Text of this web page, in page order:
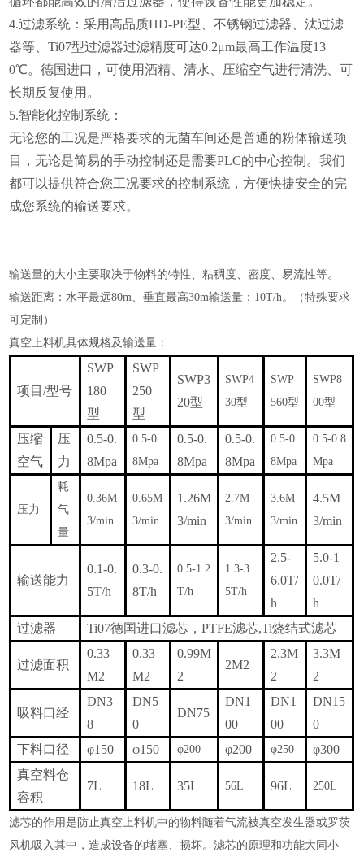
4.过滤系统：采用高品质HD-PE型、不锈钢过滤器、汰过滤
器等、Ti07型过滤器过滤精度可达0.2μm最高工作温度13
0℃。德国进口，可使用酒精、清水、压缩空气进行清洗、可
长期反复使用。
5.智能化控制系统：
无论您的工况是严格要求的无菌车间还是普通的粉体输送项
目，无论是简易的手动控制还是需要PLC的中心控制。我们
都可以提供符合您工况要求的控制系统，方便快捷安全的完
成您系统的输送要求。
输送量的大小主要取决于物料的特性、粘稠度、密度、易流性等。
输送距离：水平最远80m、垂直最高30m输送量：10T/h。（特殊要求
可定制）
真空上料机具体规格及输送量：
项目/型号
SWP
180
型
SWP
250
型
SWP3
20型
SWP4
30型
SWP
560型
SWP8
00型
压缩
空气
压
力
0.5-0.
8Mpa
0.5-0.
8Mpa
0.5-0.
8Mpa
0.5-0.
8Mpa
0.5-0.
8Mpa
0.5-0.8
Mpa
压力
耗
气
量
0.36M
3/min
0.65M
3/min
1.26M
3/min
2.7M
3/min
3.6M
3/min
4.5M
3/min
输送能力
0.1-0.
5T/h
0.3-0.
8T/h
0.5-1.2
T/h
1.3-3.
5T/h
2.5-
6.0T/
h
5.0-1
0.0T/
h
过滤器
Ti07德国进口滤芯，PTFE滤芯,Ti烧结式滤芯
过滤面积
0.33
M2
0.33
M2
0.99M
2
2M2
2.3M
2
3.3M
2
吸料口经
DN3
8
DN5
0
DN75
DN1
00
DN1
00
DN15
0
下料口径
φ150 φ150 φ200 φ200 φ250
φ300
真空料仓
容积
7L 18L 35L 56L 96L 250L
滤芯的作用是防止真空上料机中的物料随着气流被真空发生器或罗茨
风机吸入其中，造成设备的堵塞、损坏。滤芯的原理和功能大同小